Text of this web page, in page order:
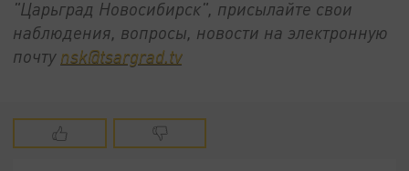
"Царьград Новосибирск", присылайте свои
наблюдения, вопросы, новости на электронную
почту nsk@tsargrad.tv